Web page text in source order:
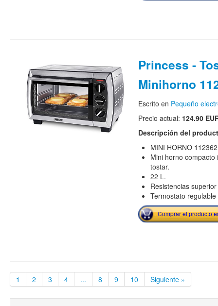
Princess -
Minihorno
Escrito en Pequeño
Precio actual: 124.90
Descripción del
MINI HORNO
Mini horno
tostar.
22 L.
Resistencias
Termostato
Comprar el producto
1 2 3 4 ... 8 9 10 Siguiente »